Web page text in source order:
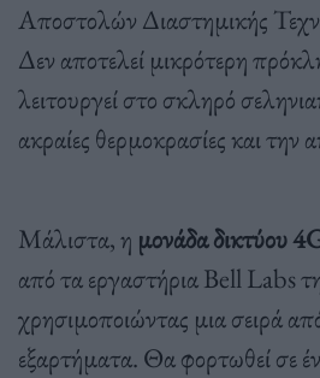
Αποστολών Διαστημικής
Δεν αποτελεί μικρότερη
λειτουργεί στο σκληρό
ακραίες θερμοκρασίες και την
Μάλιστα, η μονάδα δικτύου
από τα εργαστήρια Bell Labs
χρησιμοποιώντας μια σειρά
εξαρτήματα. Θα φορτωθεί σε